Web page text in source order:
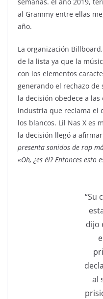
al Grammy entre ellas
año.
La organización
de la lista ya que la
con los elementos
generando el rechazo de
la decisión obedece a
industria que reclama el
los blancos. Lil Nas X es
la decisión llegó a
presenta sonidos de rap
«Oh, ¿es él? Entonces esto
“Su
dijo
al